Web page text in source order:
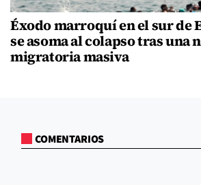
Éxodo marroquí en el sur de
se asoma al colapso tras una
migratoria masiva
COMENTARIOS